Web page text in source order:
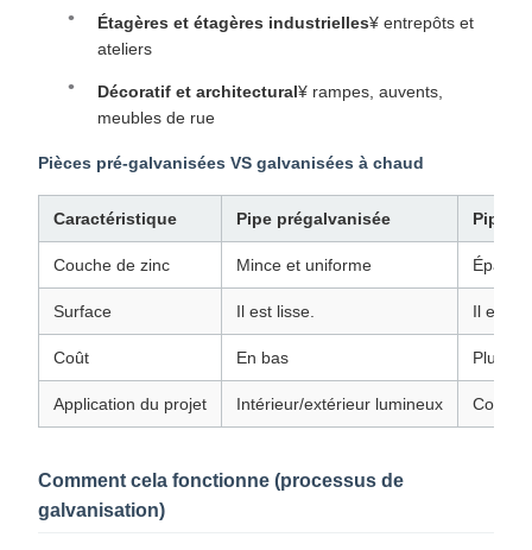
Étagères et étagères industrielles¥ entrepôts et
ateliers
Décoratif et architectural¥ rampes, auvents,
meubles de rue
Pièces pré-galvanisées VS galvanisées à chaud
Caractéristique Pipe prégalvanisée Pipe
Couche de zinc Mince et uniforme Épais
Surface Il est lisse. Il est
Coût En bas Plus
Application du projet Intérieur/extérieur lumineux
Comment cela fonctionne (processus de
galvanisation)